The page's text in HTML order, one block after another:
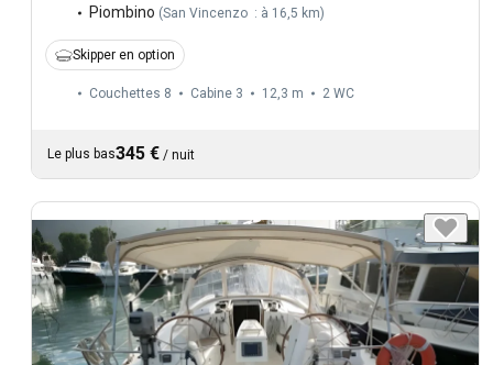
Piombino (San Vincenzo : à 16,5 km)
Skipper en option
Couchettes 8 Cabine 3 12,3 m 2 WC
Le plus bas345 € / nuit